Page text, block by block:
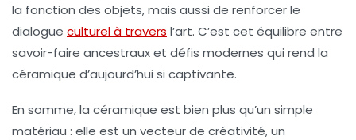
la fonction des objets, mais aussi de renforcer le
dialogue culturel à travers l’art. C’est cet équilibre entre
savoir-faire ancestrauxet défis modernes qui rend la
céramique d’aujourd’hui si captivante.
En somme, la céramique est bien plus qu’un simple
matériau : elle est un vecteur de créativité, un